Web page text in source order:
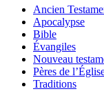
Ancien
Apocalypse
Bible
Évangiles
Nouveau
Pères de
Traditions